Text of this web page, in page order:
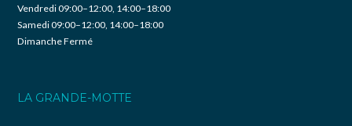
Vendredi 09:00–12:00, 14:00–18:00
Samedi 09:00–12:00, 14:00–18:00
Dimanche Fermé
LA GRANDE-MOTTE